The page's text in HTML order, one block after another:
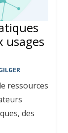
usages
ressources
des